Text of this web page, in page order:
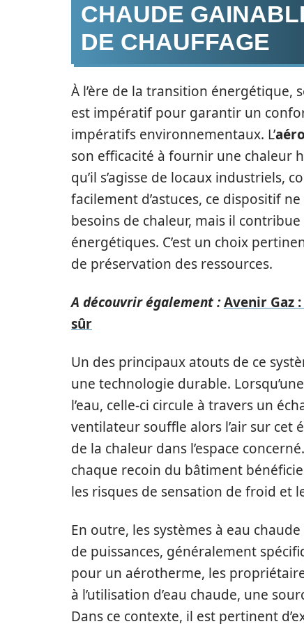
CHAUDE
DE CHAUFFAGE
À l’ère de la transition énergétique,
est impératif pour garantir un
impératifs environnementaux. L’
son efficacité à fournir une chaleur
qu’il s’agisse de locaux industriels,
facilement d’astuces, ce dispositif
besoins de chaleur, mais il
énergétiques. C’est un choix
de préservation des ressources.
A découvrir également :Avenir Gaz
sûr
Un des principaux atouts de ce
une technologie durable.
l’eau, celle-ci circule à travers un
ventilateur souffle alors l’air sur
de la chaleur dans l’espace
chaque recoin du bâtiment
les risques de sensation de froid et
En outre, les systèmes à eau
de puissances, généralement
pour un aérotherme, les
à l’utilisation d’eau chaude, une
Dans ce contexte, il est pertinent